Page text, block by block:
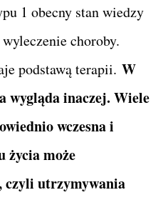
1 obecny stan wiedzy
choroby.
podstawą terapii. W
wygląda inaczej. Wiele
wczesna i
życia może
czyli utrzymywania